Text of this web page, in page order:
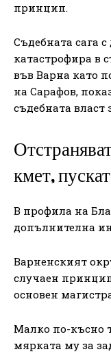
принцип.
Съдебната сага
катастрофира в
във Варна като
на Сарафов,
съдебната власт
кмет,
В профила на
допълнителна
Варненският
случаен
основен
Малко по-късно
мярката му за